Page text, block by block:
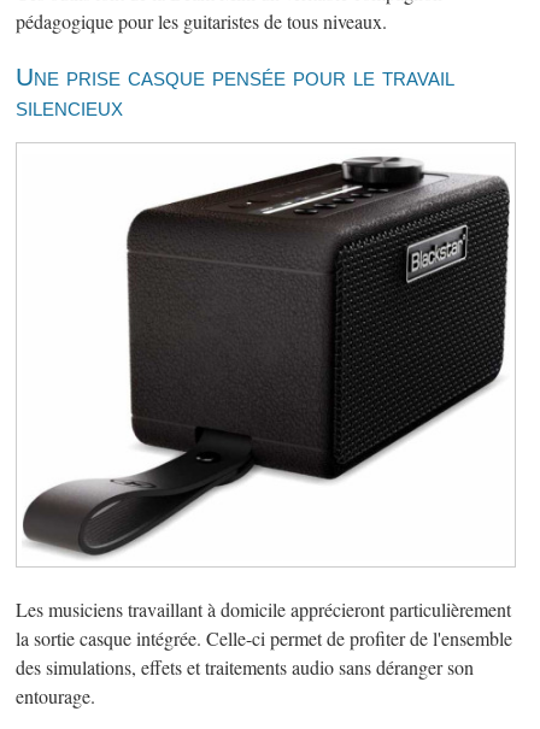
pédagogique pour les guitaristes de tous niveaux.
Une prise casque pensée pour le travail
silencieux
Les musiciens travaillant à domicile apprécieront particulièrement
la sortie casque intégrée. Celle-ci permet de profiter de l'ensemble
des simulations, effets et traitements audio sans déranger son
entourage.